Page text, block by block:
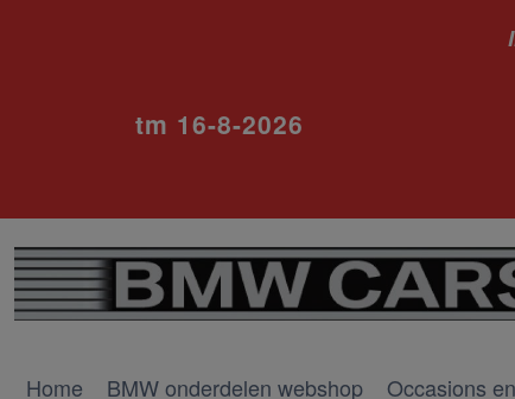
ivm
tm 16-8-2026
Home BMW onderdelen webshop Occasions